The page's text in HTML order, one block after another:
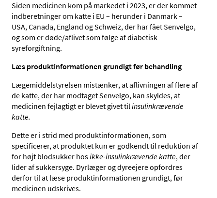
Siden medicinen kom på markedet i 2023, er der kommet
indberetninger om katte i EU – herunder i Danmark –
USA, Canada, England og Schweiz, der har fået Senvelgo,
og som er døde/aflivet som følge af diabetisk
syreforgiftning.
Læs produktinformationen grundigt før behandling
Lægemiddelstyrelsen mistænker, at aflivningen af flere af
de katte, der har modtaget Senvelgo, kan skyldes, at
medicinen fejlagtigt er blevet givet tilinsulinkrævende
katte.
Dette er i strid med produktinformationen, som
specificerer, at produktet kun er godkendt til reduktion af
for højt blodsukker hosikke-insulinkrævende katte, der
lider af sukkersyge. Dyrlæger og dyreejere opfordres
derfor til at læse produktinformationen grundigt, før
medicinen udskrives.